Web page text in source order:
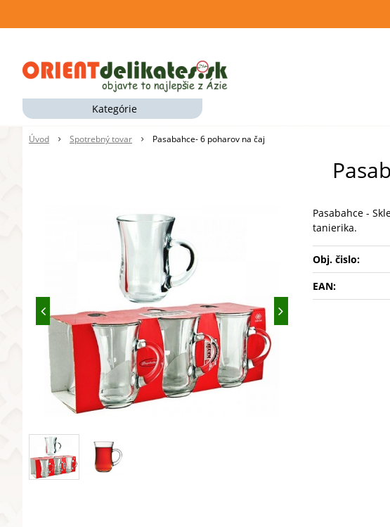
Úvod Spotrebný tovar Pasabahce- 6 poharov na čaj
Pasabahce -
tanierika.
Obj. čislo:
EAN:
Kategórie